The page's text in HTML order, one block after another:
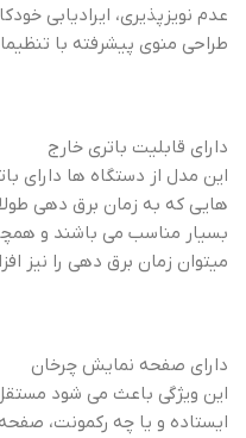
عدم نویزپذیری، ایرادیابی
طراحی منوی پیشرفته با
دارای قابلیت باتری خارج
این مدل از دستگاه ها دارای
هایی که به زمان برق دهی
بسیار مناسب می باشند و
میتوان زمان برق دهی را نیز
دارای صفحه نمایش چرخان
این ویژگی باعث می شود
ایستاده و یا چه رکمونت،